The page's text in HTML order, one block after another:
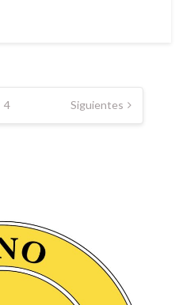
4 Siguientes